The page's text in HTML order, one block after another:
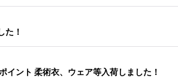
！
イント 柔術衣、ウェア等入荷しました！